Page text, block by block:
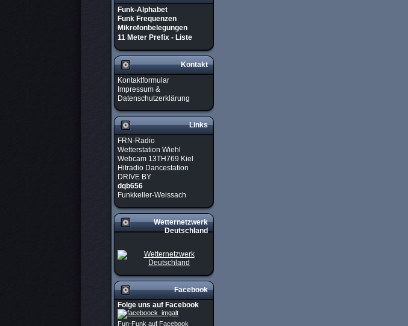
Funk-Alphabet
Funk Frequenzen
Mikrofonbelegungen
11 Meter Prefix - Liste
Kontakt
Kontaktformular
Impressum &
Datenschutzerklärung
Links
FRN-Radio
Wetterstation Wiehl
Webcam 13TH769 Kiel
Hitradio Dancestation
DRIVE BY
dqb656
Funkkeller-Weissach
Wetternetzwerk
Deutschland
Facebook
Folge uns auf Facebook
Fun-Funk auf Facebook